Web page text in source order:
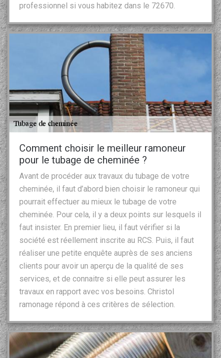
professionnel si vous habitez dans le 72670.
Comment choisir le meilleur ramoneur
pour le tubage de cheminée ?
Avant de procéder aux travaux du tubage de votre
cheminée, il faut d’abord bien choisir le ramoneur qui
pourrait effectuer au mieux le tubage de votre
cheminée. Pour cela, il y a deux points sur lesquels il
faut insister. En premier lieu, il faut vérifier si la
société est réellement inscrite au RCS. Puis, il faut
réaliser une petite enquête auprès de ses anciens
clients pour avoir un aperçu de la qualité de ses
services, et de connaitre si elle peut assurer les
travaux en rapport avec vos besoins. Christol
ramonage répond à ces critères de sélection.